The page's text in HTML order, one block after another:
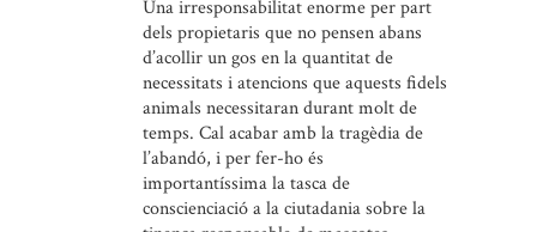
Una irresponsabilitat enorme per part
dels propietaris que no pensen abans
d’acollir un gos en la quantitat de
necessitats i atencions que aquests fidels
animals necessitaran durant molt de
temps. Cal acabar amb la tragèdia de
l’abandó, i per fer-ho és
importantíssima la tasca de
conscienciació a la ciutadania sobre la